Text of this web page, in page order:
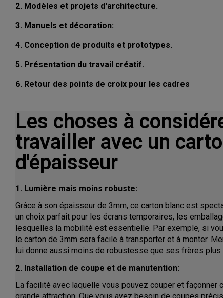
2. Modèles et projets d'architecture.
3. Manuels et décoration:
4. Conception de produits et prototypes.
5. Présentation du travail créatif.
6. Retour des points de croix pour les cadres
Les choses à
travailler avec un
d'épaisseur
1. Lumière mais moins robuste:
Grâce à son épaisseur de 3mm, ce carton blanc est
un choix parfait pour les écrans temporaires, les
lesquelles la mobilité est essentielle. Par exemple, si
le carton de 3mm sera facile à transporter et à monter.
lui donne aussi moins de robustesse que ses frères plus
2. Installation de coupe et de manutention:
La facilité avec laquelle vous pouvez couper et façonner